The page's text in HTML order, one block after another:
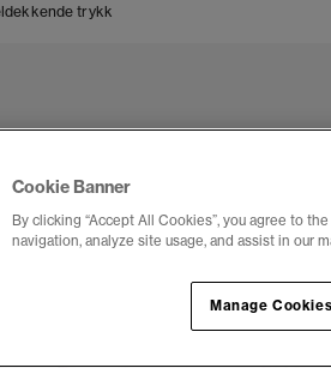
trykk
Cookie Banner
By clicking “Accept All Cookies”, you agree to
navigation, analyze site usage, and assist in our
Manage Cookies